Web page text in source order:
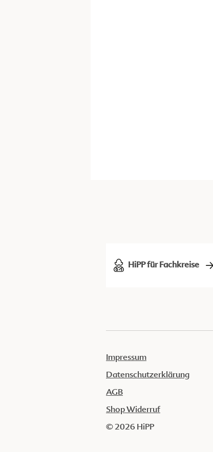
HiPP für Fachkreise
Impressum
Datenschutzerklärung
AGB
Shop Widerruf
© 2026 HiPP